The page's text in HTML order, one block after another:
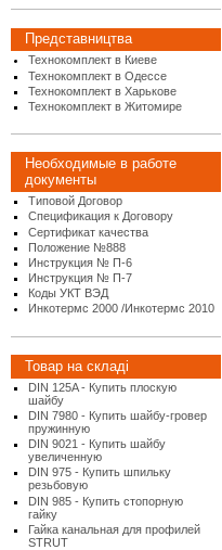
Представництва
Технокомплект в Киеве
Технокомплект в Одессе
Технокомплект в Харькове
Технокомплект в Житомире
Необходимые в работе
документы
Типовой Договор
Спецификация к Договору
Сертификат качества
Положение №888
Инструкция № П-6
Инструкция № П-7
Коды УКТ ВЭД
Инкотермс 2000 /Инкотермс 2010
Товар на складі
DIN 125A - Купить плоскую
шайбу
DIN 7980 - Купить шайбу-гровер
пружинную
DIN 9021 - Купить шайбу
увеличенную
DIN 975 - Купить шпильку
резьбовую
DIN 985 - Купить стопорную
гайку
Гайка канальная для профилей
STRUT